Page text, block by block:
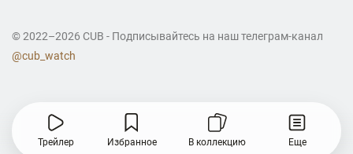
Трейлер Избранное В коллекцию Еще
© 2022–2026 CUB - Подписывайтесь на наш телеграм-канал
@cub_watch